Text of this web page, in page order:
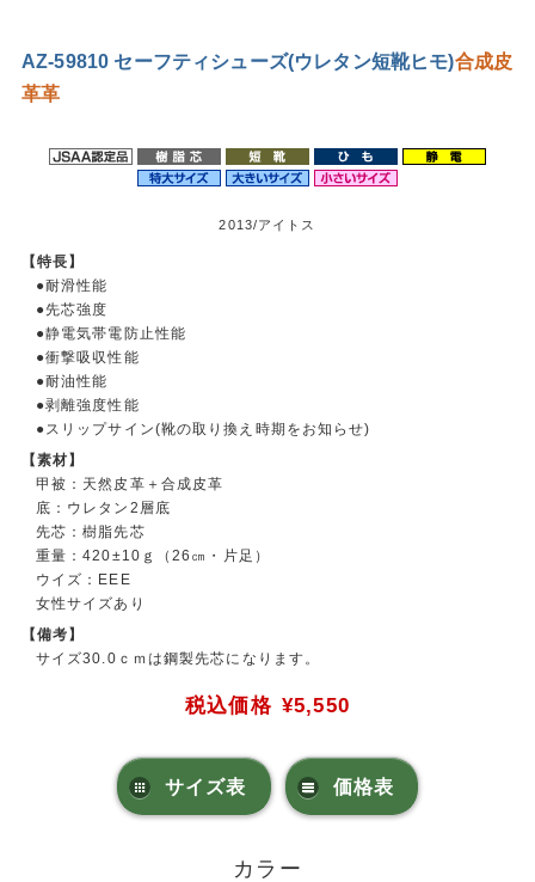
AZ-59810 セーフティシューズ(ウレタン短靴ヒモ)合成皮
革革
2013/アイトス
【特長】
●耐滑性能
●先芯強度
●静電気帯電防止性能
●衝撃吸収性能
●耐油性能
●剥離強度性能
●スリップサイン(靴の取り換え時期をお知らせ)
【素材】
甲被：天然皮革＋合成皮革
底：ウレタン2層底
先芯：樹脂先芯
重量：420±10ｇ（26㎝・片足）
ウイズ：EEE
女性サイズあり
【備考】
サイズ30.0ｃｍは鋼製先芯になります。
税込価格 ¥5,550
サイズ表 価格表
カラー